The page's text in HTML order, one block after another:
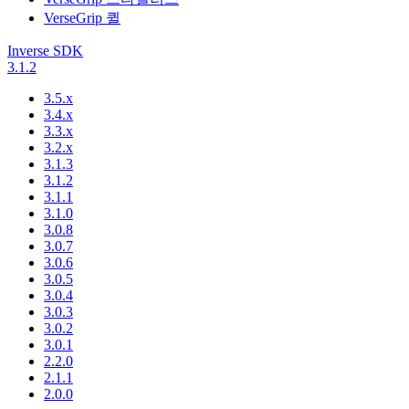
VerseGrip 퀼
Inverse SDK
3.1.2
3.5.x
3.4.x
3.3.x
3.2.x
3.1.3
3.1.2
3.1.1
3.1.0
3.0.8
3.0.7
3.0.6
3.0.5
3.0.4
3.0.3
3.0.2
3.0.1
2.2.0
2.1.1
2.0.0